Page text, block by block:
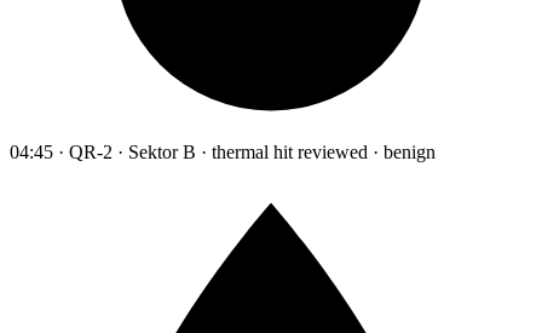
04:45 · QR-2 · Sektor B · thermal hit reviewed · benign